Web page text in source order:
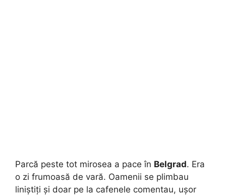
Parcă peste tot mirosea a pace în Belgrad. Era
o zi frumoasă de vară. Oamenii se plimbau
liniștiți și doar pe la cafenele comentau, ușor